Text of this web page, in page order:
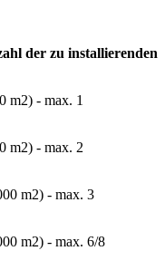
der zu installierenden
m2) - max. 1
m2) - max. 2
m2) - max. 3
m2) - max. 6/8